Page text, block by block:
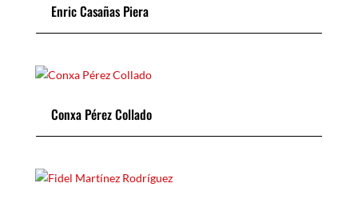
Enric Casañas Piera
Conxa Pérez Collado